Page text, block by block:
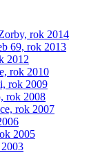
rok 2014
69, rok 2013
2012
rok 2010
rok 2009
rok 2008
rok 2007
2005